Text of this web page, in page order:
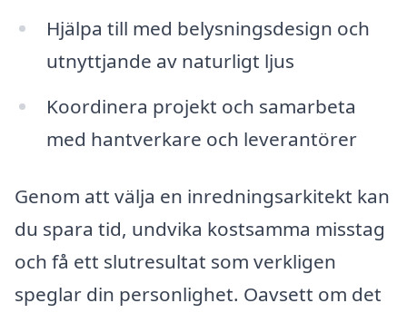
Hjälpa till med belysningsdesign och
utnyttjande av naturligt ljus
Koordinera projekt och samarbeta
med hantverkare och leverantörer
Genom att välja en inredningsarkitekt kan
du spara tid, undvika kostsamma misstag
och få ett slutresultat som verkligen
speglar din personlighet. Oavsett om det